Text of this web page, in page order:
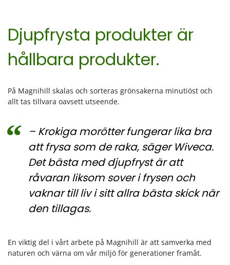
Djupfrysta produkter är
hållbara produkter.
På Magnihill skalas och sorteras grönsakerna minutiöst och
allt tas tillvara oavsett utseende.
– Krokiga morötter fungerar lika bra
att frysa som de raka, säger Wiveca.
Det bästa med djupfryst är att
råvaran liksom sover i frysen och
vaknar till liv i sitt allra bästa skick när
den tillagas.
En viktig del i vårt arbete på Magnihill är att samverka med
naturen och värna om vår miljö för generationer framåt.